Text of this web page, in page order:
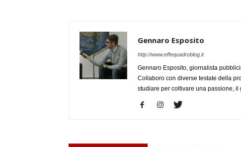
Gennaro Esposito
http://www.effequadroblog.it
Gennaro Esposito, giornalista
Collaboro con diverse testate della
studiare per coltivare una passione, il